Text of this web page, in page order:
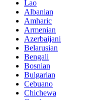
Lao
Albanian
Amharic
Armenian
Azerbaijani
Belarusian
Bengali
Bosnian
Bulgarian
Cebuano
Chichewa